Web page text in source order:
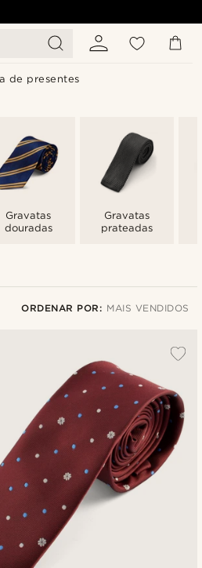
de presentes
Gravatas
douradas
Gravatas
prateadas
ORDENAR POR: MAIS VENDIDOS
Novidades
Preço mais baixo
Preço mais alto